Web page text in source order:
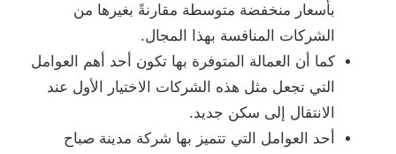
بأسعار منخفضة متوسطة مقارنةً بغيرها من
الشركات المنافسة بهذا المجال.
كما أن العمالة المتوفرة بها تكون أحد أهم العوامل
التي تجعل مثل هذه الشركات الاختيار الأول عند
الانتقال إلى سكن جديد.
أحد العوامل التي تتميز بها شركة مدينة صباح